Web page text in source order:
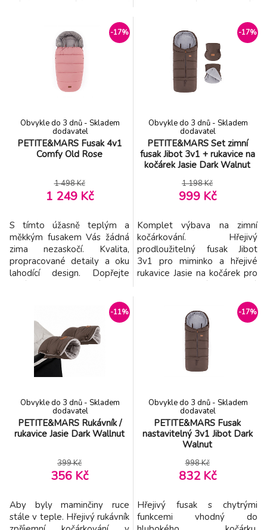
povrchu vany / sprchového
koutu, a zabrání tak
uklouznutí dítěte. Vlastnosti: -
od 6 měsíců - velmi lehká -
rychleschnoucí - vyrobena z
prvních známkách poškození
nebo opotřebení jej vyhoďte.
Tento výrobek není hračka.
Dodavatel: ags 92, s.r.o.,
Drahobejlova 2515/18, 190
00 Praha, Česká republika in
-17%
PETITE&MARS Fusak 4v1
Comfy Old Rose
Obvykle do 3 dnů - Skladem
dodavatel
1 498 Kč
1 249 Kč
S tímto úžasně teplým a
měkkým fusakem Vás žádná
zima nezaskočí. Kvalita,
propracované detaily a oku
lahodící design. Dopřejte
různým způsobem použití se
stane oblíbeným zimním
doplňkem. Comfy 4v1 má 4
různé funkce: - Lze jej použít
do korbičky hlubokého
kočárku - Do sportovního
-17%
PETITE&MARS Set zimní
fusak Jibot 3v1 + rukavice na
kočárek Jasie Dark Walnut
Obvykle do 3 dnů - Skladem
dodavatel
1 198 Kč
999 Kč
Komplet výbava na zimní
kočárkování. Hřejivý
prodloužitelný fusak Jibot
3v1 pro miminko a hřejivé
rukavice Jasie na kočárek pro
Vlastnosti fusaku: - Zajišťuje
pohodlí a teplo v chladných
dnech. - Voděodolná úprava
ochrání před sněhem a
jemným deštěm. -
Větruodolný. - Středový zip
-11%
PETITE&MARS Rukávník /
rukavice Jasie Dark Wallnut
Obvykle do 3 dnů - Skladem
dodavatel
399 Kč
356 Kč
Aby byly maminčiny ruce
stále v teple. Hřejivý rukávník
-17%
PETITE&MARS Fusak
nastavitelný 3v1 Jibot Dark
Walnut
Obvykle do 3 dnů - Skladem
dodavatel
998 Kč
832 Kč
Hřejivý fusak s chytrými
funkcemi vhodný do